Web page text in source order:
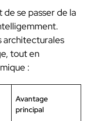
de se passer de la
architecturales
tout en
:
Avantage
principal